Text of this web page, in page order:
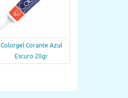
Colorgel Corante Azul
Escuro 20gr